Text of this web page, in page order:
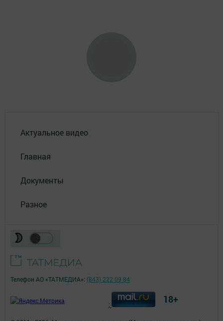
Актуальное видео
Главная
Документы
Разное
Телефон АО «ТАТМЕДИА»: (843) 222 09 84
; 18+